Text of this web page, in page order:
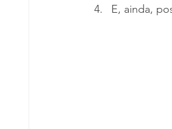
E, ainda,